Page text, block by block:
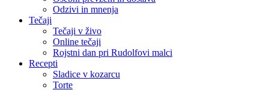
Odzivi in mnenja
Tečaji
Tečaji v živo
Online tečaji
Rojstni dan pri Rudolfovi malci
Recepti
Sladice v kozarcu
Torte